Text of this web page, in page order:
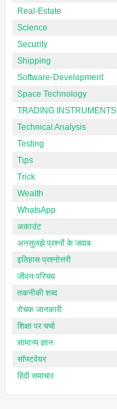
Real-Estate
Science
Security
Shipping
Software-Development
Space Technology
TRADING INSTRUMENTS
Technical Analysis
Testing
Tips
Trick
Wealth
WhatsApp
अकाउंट
अनसुलझे प्रश्नों के जवाब
इतिहास प्रश्नोत्तरी
जीवन परिचय
तकनीकी शब्द
रोचक जानकारी
शिक्षा पर चर्चा
सामान्य ज्ञान
सॉफ्टवेयर
हिंदी समाचार